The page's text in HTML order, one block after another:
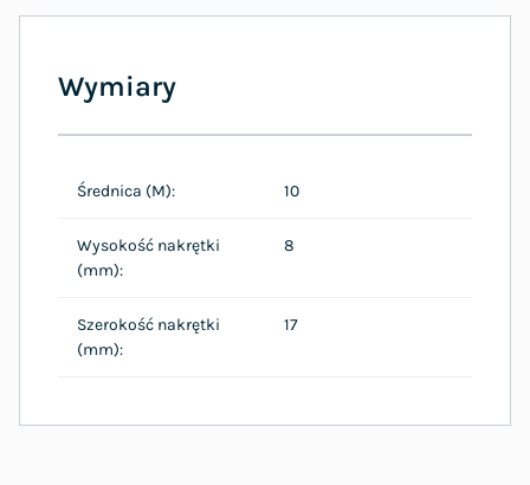
Wymiary
Średnica (M): 10
Wysokość nakrętki
(mm):
8
Szerokość nakrętki
(mm):
17